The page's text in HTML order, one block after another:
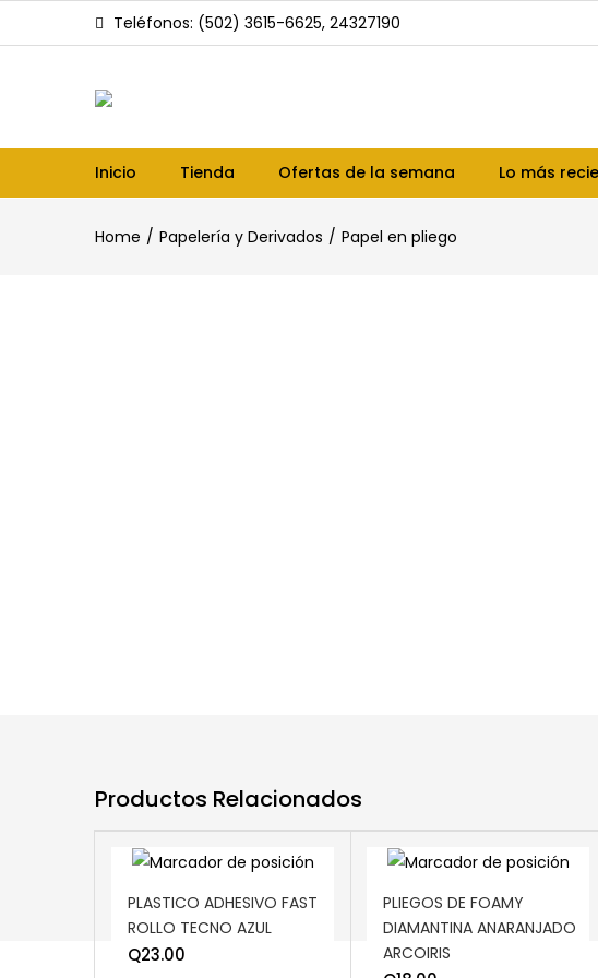
Teléfonos: (502) 3615-6625, 24327190
Inicio Tienda Ofertas de la semana Lo más
Home Papelería y Derivados Papel en pliego
Productos Relacionados
PLASTICO ADHESIVO FAST
ROLLO TECNO AZUL
Q23.00
PLIEGOS DE FOAMY
DIAMANTINA ANARANJADO
ARCOIRIS